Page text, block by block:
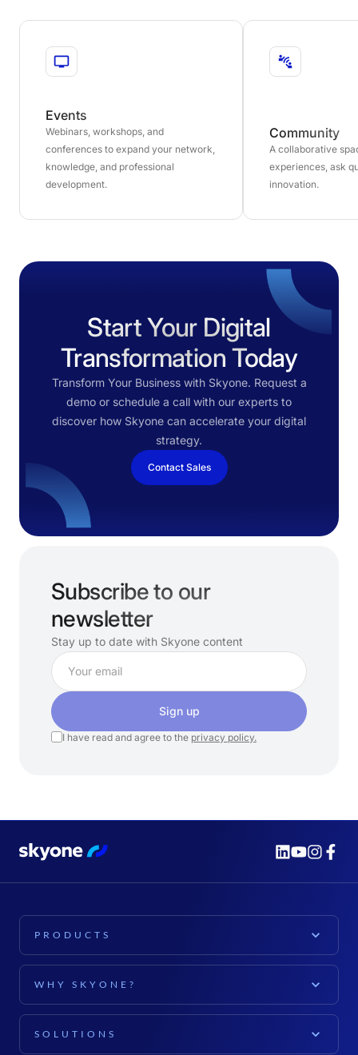
Events
Webinars, workshops, and
conferences to expand your network,
knowledge, and professional
development.
Community
A collaborative
experiences, ask
innovation.
Start Your Digital
Transformation Today
Transform Your Business with Skyone. Request a
demo or schedule a call with our experts to
discover how Skyone can accelerate your digital
strategy.
Contact Sales
Subscribe to our
newsletter
Stay up to date with Skyone content
Sign up
I have read and agree to the privacy policy.
PRODUCTS
WHY SKYONE?
SOLUTIONS